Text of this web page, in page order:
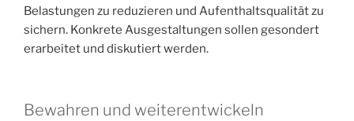
Belastungen zu reduzieren und Aufenthaltsqualität zu
sichern. Konkrete Ausgestaltungen sollen gesondert
erarbeitet und diskutiert werden.
Bewahren und weiterentwickeln